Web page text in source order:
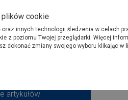
Produkty
O Grupie PSB
artykułów
cookie
innych technologii śledzenia w celach
z poziomu Twojej przeglądarki. Więcej
dokonać zmiany swojego wyboru klikając w